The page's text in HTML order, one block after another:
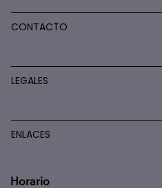
CONTACTO
LEGALES
ENLACES
Horario